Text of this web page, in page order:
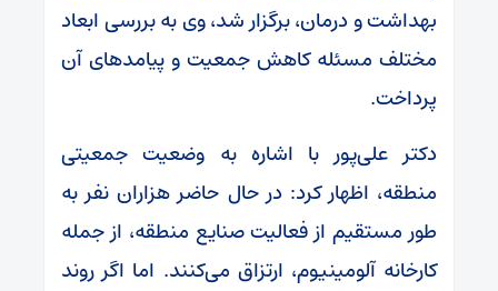
بهداشت و درمان، برگزار شد، وی به بررسی ابعاد
مختلف مسئله کاهش جمعیت و پیامدهای آن
پرداخت.
دکتر علی‌پور با اشاره به وضعیت جمعیتی
منطقه، اظهار کرد: در حال حاضر هزاران نفر به
طور مستقیم از فعالیت صنایع منطقه، از جمله
کارخانه آلومینیوم، ارتزاق می‌کنند. اما اگر روند